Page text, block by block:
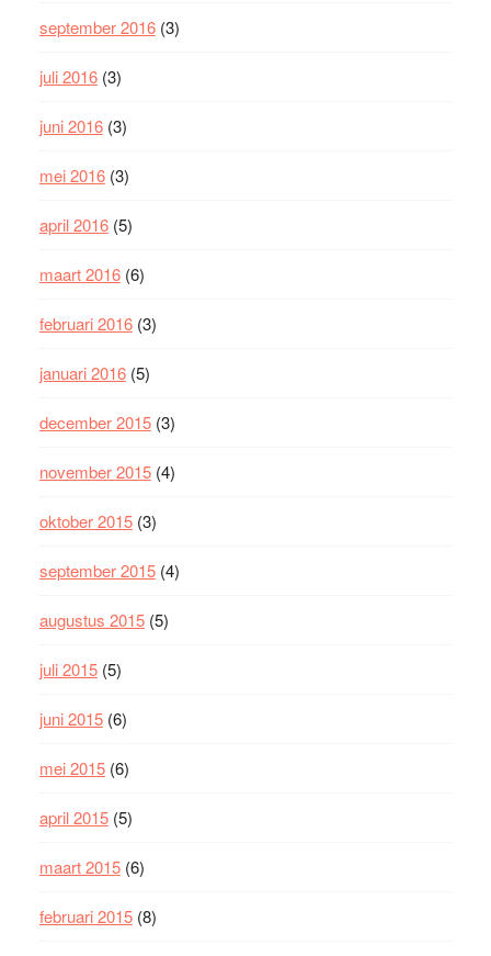
september 2016(3)
juli 2016(3)
juni 2016(3)
mei 2016(3)
april 2016(5)
maart 2016(6)
februari 2016(3)
januari 2016(5)
december 2015(3)
november 2015(4)
oktober 2015(3)
september 2015(4)
augustus 2015(5)
juli 2015(5)
juni 2015(6)
mei 2015(6)
april 2015(5)
maart 2015(6)
februari 2015(8)